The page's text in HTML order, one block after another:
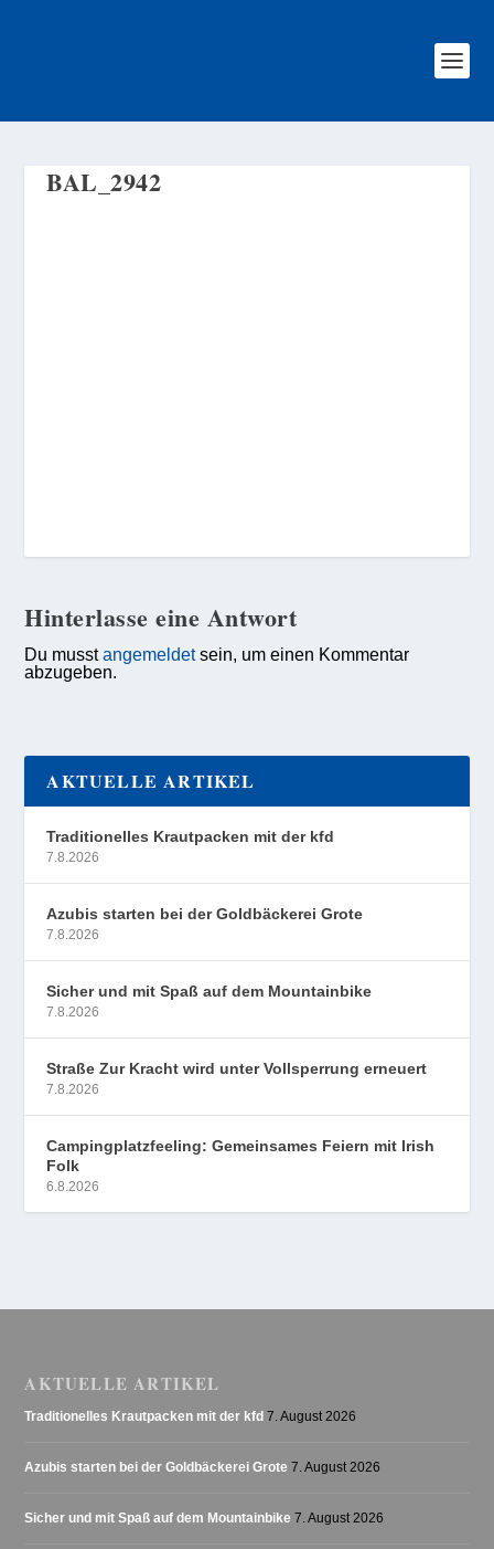
BAL_2942
Hinterlasse eine Antwort
Du musstangemeldetsein, um einen Kommentar
abzugeben.
AKTUELLE ARTIKEL
Traditionelles Krautpacken mit der kfd
7.8.2026
Azubis starten bei der Goldbäckerei Grote
7.8.2026
Sicher und mit Spaß auf dem Mountainbike
7.8.2026
Straße Zur Kracht wird unter Vollsperrung erneuert
7.8.2026
Campingplatzfeeling: Gemeinsames Feiern mit Irish
Folk
6.8.2026
AKTUELLE ARTIKEL
Traditionelles Krautpacken mit der kfd 7. August 2026
Azubis starten bei der Goldbäckerei Grote 7. August 2026
Sicher und mit Spaß auf dem Mountainbike 7. August 2026